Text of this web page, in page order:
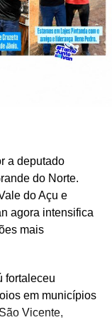
na disputa
na chapa.
reunião com o
na segunda-feira.
27 diretórios
17
a Flávio e um a
na reta final.
a deputado
do Norte.
do Açu e
agora intensifica
mais
fortaleceu
em municípios
Vicente,